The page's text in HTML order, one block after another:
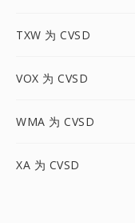
TXW 为 CVSD
VOX 为 CVSD
WMA 为 CVSD
XA 为 CVSD